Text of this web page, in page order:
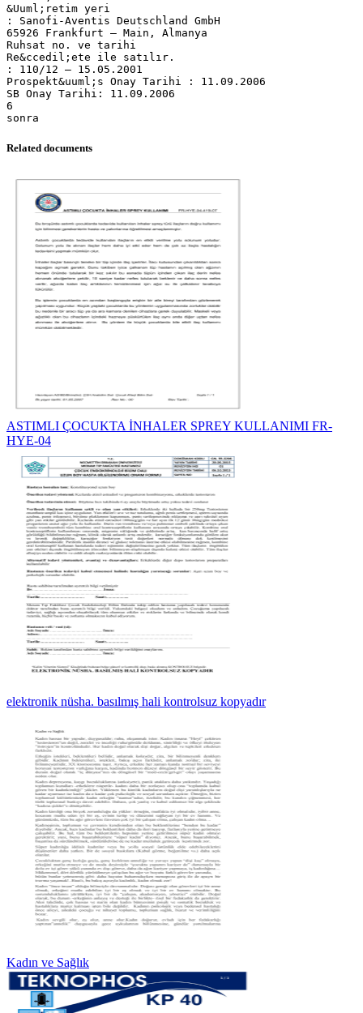
Related documents
ASTIMLI ÇOCUKTA İNHALER SPREY KULLANIMI FR-
HYE-04
elektronik nüsha. basılmış hali kontrolsuz kopyadır
Kadın ve Sağlık